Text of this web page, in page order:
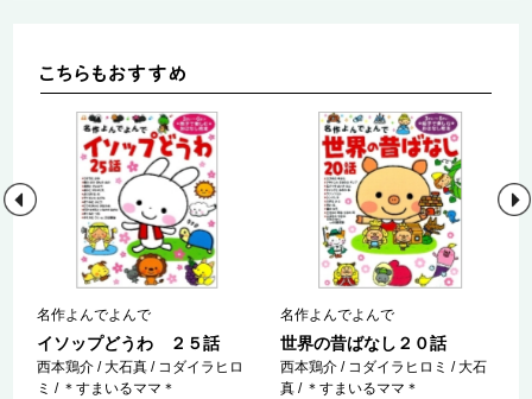
名作よんでよんで
イソップどうわ ２５話
西本鶏介 / 大石真 / コダイラヒロ
ミ / ＊すまいるママ＊
名作よんでよんで
世界の昔ばなし２０話
西本鶏介 / コダイラヒロミ / 大石
真 / ＊すまいるママ＊